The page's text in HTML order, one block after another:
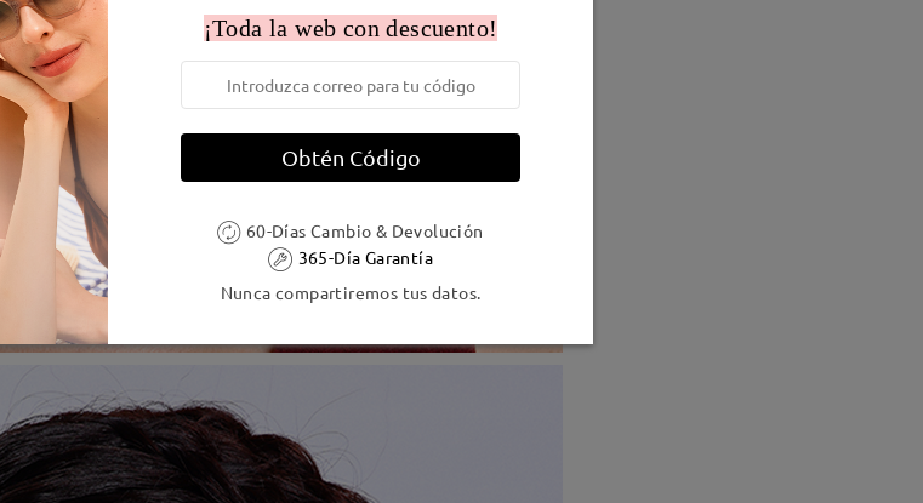
¡Toda la web con descuento!
Obtén Código
60-Días Cambio & Devolución
365-Día Garantía
Nunca compartiremos tus datos.